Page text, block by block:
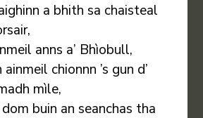
a bhith sa chaisteal
anns a’ Bhìobull,
chionnn ’s gun d’
mìle,
buin an seanchas tha